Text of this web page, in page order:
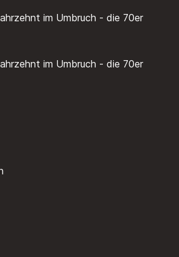
im Umbruch - die 70er
im Umbruch - die 70er